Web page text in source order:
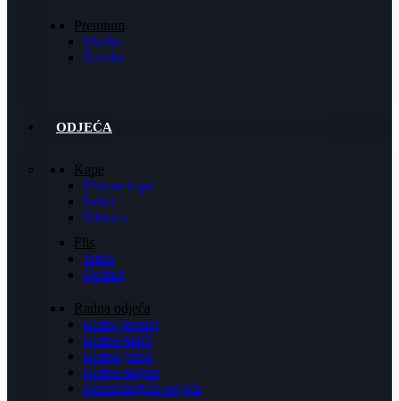
Premium
Muške
Ženske
ODJEĆA
Kape
Pletene kape
Šeširi
Šilterice
Flis
Jakne
Dodaci
Radna odjeća
Radni prsluci
Radne hlače
Radne jakne
Radne majice
Reflektirajuća odjeća